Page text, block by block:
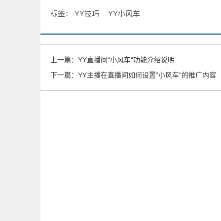
标签： YY技巧 YY小风车
上一篇： YY直播间“小风车“功能介绍说明
下一篇： YY主播在直播间如何设置“小风车“的推广内容